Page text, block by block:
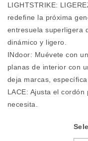
LIGHTSTRIKE:
redefine la próxima
entresuela superligera
dinámico y ligero.
INdoor: Muévete con
planas de interior con
deja marcas,
LACE: Ajusta el
necesita.